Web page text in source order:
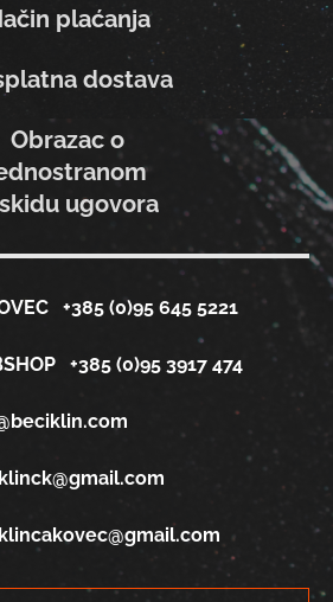
plaćanja
dostava
Obrazac o
ugovora
+385 (0)95 645 5221
+385 (0)95 3917 474